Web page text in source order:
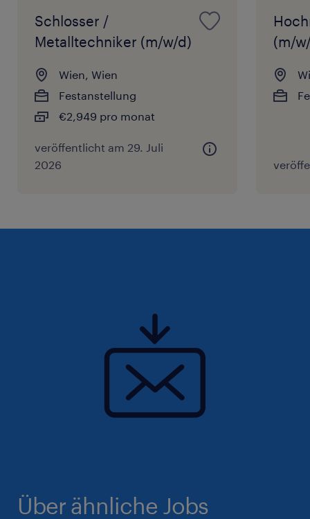
Schlosser /
Metalltechniker (m/w/d)
Wien, Wien
Festanstellung
€2,949 pro monat
veröffentlicht am 29. Juli
2026
(m/
Über ähnliche Jobs